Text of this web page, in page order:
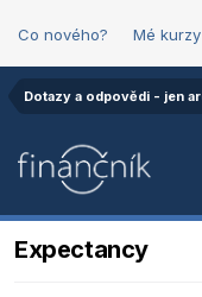
Co nového? Mé kurzy
Expectancy